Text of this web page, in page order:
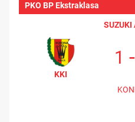
PKO BP Ekstraklasa
SUZUKI
KKI
1 -